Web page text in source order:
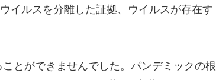
イルスを分離した証拠、ウイルスが存在す
とができませんでした。パンデミックの根